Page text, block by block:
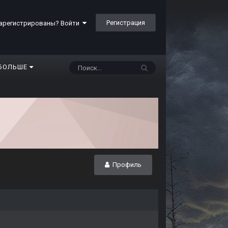
Войти Регистрация
Профиль